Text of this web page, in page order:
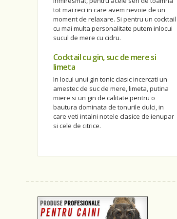
tot mai reci in care avem nevoie de un
moment de relaxare. Si pentru un cocktail
cu mai multa personalitate putem inlocui
sucul de mere cu cidru.
Cocktail cu gin, suc de mere si
limeta
In locul unui gin tonic clasic incercati un
amestec de suc de mere, limeta, putina
miere si un gin de calitate pentru o
bautura dominata de tonurile dulci, in
care veti intalni notele clasice de ienupar
si cele de citrice.